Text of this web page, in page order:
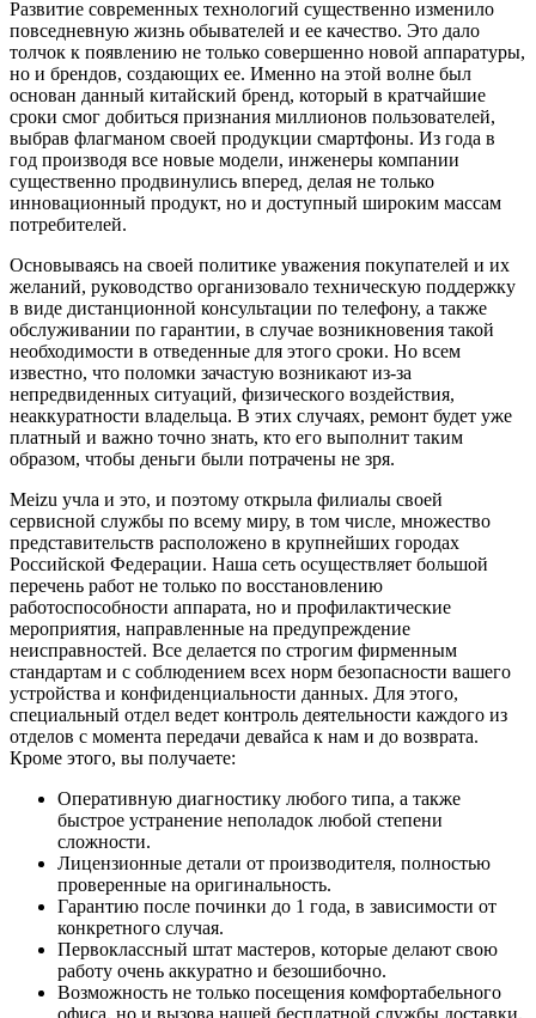
Развитие современных технологий существенно изменило
повседневную жизнь обывателей и ее качество. Это дало
толчок к появлению не только совершенно новой аппаратуры,
но и брендов, создающих ее. Именно на этой волне был
основан данный китайский бренд, который в кратчайшие
сроки смог добиться признания миллионов пользователей,
выбрав флагманом своей продукции смартфоны. Из года в
год производя все новые модели, инженеры компании
существенно продвинулись вперед, делая не только
инновационный продукт, но и доступный широким массам
потребителей.
Основываясь на своей политике уважения покупателей и их
желаний, руководство организовало техническую поддержку
в виде дистанционной консультации по телефону, а также
обслуживании по гарантии, в случае возникновения такой
необходимости в отведенные для этого сроки. Но всем
известно, что поломки зачастую возникают из-за
непредвиденных ситуаций, физического воздействия,
неаккуратности владельца. В этих случаях, ремонт будет уже
платный и важно точно знать, кто его выполнит таким
образом, чтобы деньги были потрачены не зря.
Meizu учла и это, и поэтому открыла филиалы своей
сервисной службы по всему миру, в том числе, множество
представительств расположено в крупнейших городах
Российской Федерации. Наша сеть осуществляет большой
перечень работ не только по восстановлению
работоспособности аппарата, но и профилактические
мероприятия, направленные на предупреждение
неисправностей. Все делается по строгим фирменным
стандартам и с соблюдением всех норм безопасности вашего
устройства и конфиденциальности данных. Для этого,
специальный отдел ведет контроль деятельности каждого из
отделов с момента передачи девайса к нам и до возврата.
Кроме этого, вы получаете:
Оперативную диагностику любого типа, а также
быстрое устранение неполадок любой степени
сложности.
Лицензионные детали от производителя, полностью
проверенные на оригинальность.
Гарантию после починки до 1 года, в зависимости от
конкретного случая.
Первоклассный штат мастеров, которые делают свою
работу очень аккуратно и безошибочно.
Возможность не только посещения комфортабельного
офиса, но и вызова нашей бесплатной службы доставки.